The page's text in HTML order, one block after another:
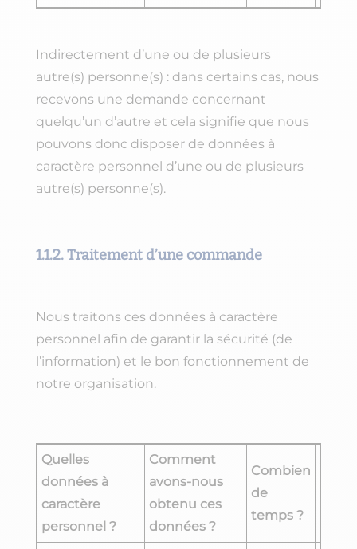
Indirectement d’une ou de plusieurs
autre(s) personne(s) : dans certains cas, nous
recevons une demande concernant
quelqu’un d’autre et cela signifie que nous
pouvons donc disposer de données à
caractère personnel d’une ou de plusieurs
autre(s) personne(s).
1.1.2. Traitement d’une commande
Nous traitons ces données à caractère
personnel afin de garantir la sécurité (de
l’information) et le bon fonctionnement de
notre organisation.
Quelles
données à
caractère
personnel ?
Comment
avons-nous
obtenu ces
données ?
Combien
de
temps ?
Avec
sont-